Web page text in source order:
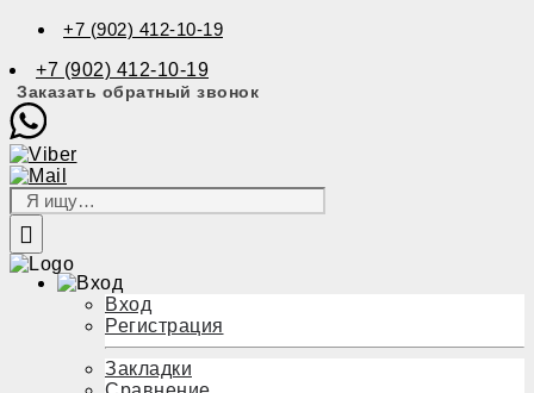
+7 (902) 412-10-19
+7 (902) 412-10-19
Заказать обратный звонок
Вход
Регистрация
Закладки